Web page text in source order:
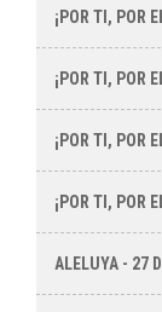
¡POR TI, POR
¡POR TI, POR
¡POR TI, POR
¡POR TI, POR
ALELUYA - 27